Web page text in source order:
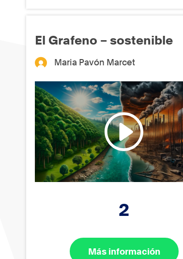
El Grafeno – sostenible
Maria Pavón Marcet
2
Más información